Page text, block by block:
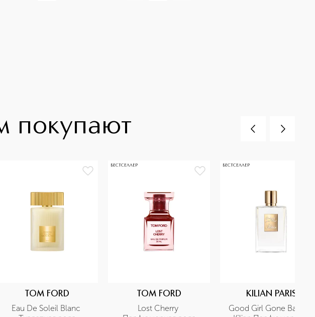
покупают
TOM FORD
Eau De Soleil Blanc
БЕСТСЕЛЛЕР
TOM FORD
Lost Cherry
БЕСТСЕЛЛЕР
KILIAN PARIS
Good Girl Gone Bad By